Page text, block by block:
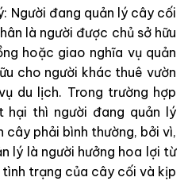
Người đang quản lý cây cối
là người được chủ sở hữu
hoặc giao nghĩa vụ quản
cho người khác thuê vườn
du lịch. Trong trường hợp
thì người đang quản lý
cây phải bình thường, bởi vì,
lý là người hưởng hoa lợi từ
trạng của cây cối và kịp